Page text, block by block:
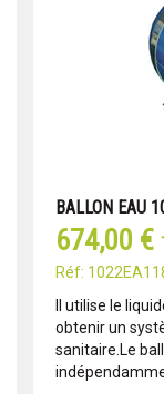
BALLON EAU
674,00 €
Réf:
Il utilise le
obtenir un
sanitaire.Le